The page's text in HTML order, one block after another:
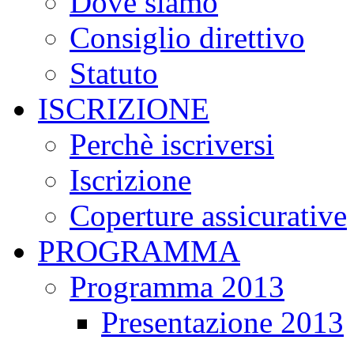
Consiglio direttivo
Statuto
ISCRIZIONE
Perchè iscriversi
Iscrizione
Coperture assicurative
PROGRAMMA
Programma 2013
Presentazione 2013